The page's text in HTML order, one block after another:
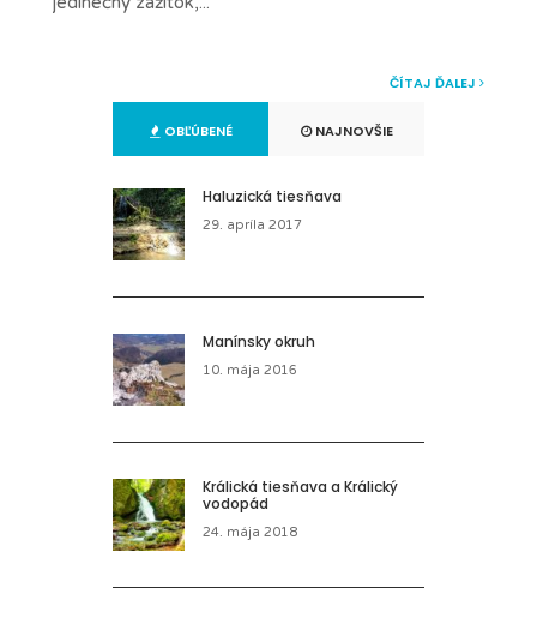
ČÍTAJ ĎALEJ
OBĽÚBENÉ NAJNOVŠIE
Haluzická tiesňava
29. apríla 2017
Manínsky okruh
10. mája 2016
Králická tiesňava a Králický
vodopád
24. mája 2018